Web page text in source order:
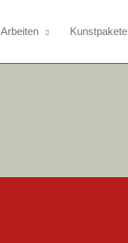
Arbeiten Kunstpakete